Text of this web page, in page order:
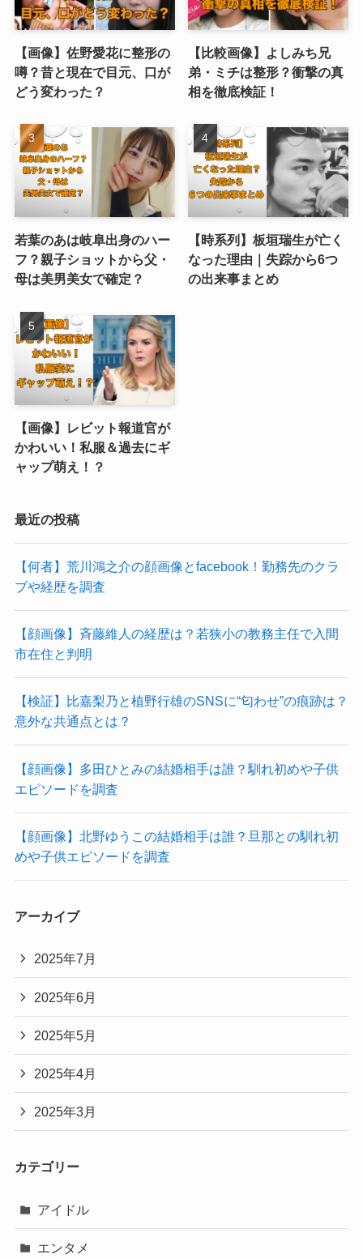
【画像】佐野愛花に整形の
噂？昔と現在で目元、口が
どう変わった？
【比較画像】よしみち兄
弟・ミチは整形？衝撃の真
相を徹底検証！
若葉のあは岐阜出身のハー
フ？親子ショットから父・
母は美男美女で確定？
【時系列】板垣瑞生が亡く
なった理由｜失踪から6つ
の出来事まとめ
【画像】レビット報道官が
かわいい！私服＆過去にギ
ャップ萌え！？
最近の投稿
【何者】荒川鴻之介の顔画像とfacebook！勤務先のクラ
ブや経歴を調査
【顔画像】斉藤維人の経歴は？若狭小の教務主任で入間
市在住と判明
【検証】比嘉梨乃と植野行雄のSNSに“匂わせ”の痕跡は？
意外な共通点とは？
【顔画像】多田ひとみの結婚相手は誰？馴れ初めや子供
エピソードを調査
【顔画像】北野ゆうこの結婚相手は誰？旦那との馴れ初
めや子供エピソードを調査
アーカイブ
2025年7月
2025年6月
2025年5月
2025年4月
2025年3月
カテゴリー
アイドル
エンタメ